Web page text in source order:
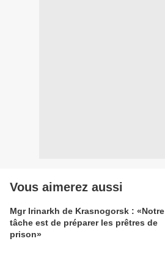
Vous aimerez aussi
Mgr Irinarkh de Krasnogorsk : «Notre
tâche est de préparer les prêtres de
prison»